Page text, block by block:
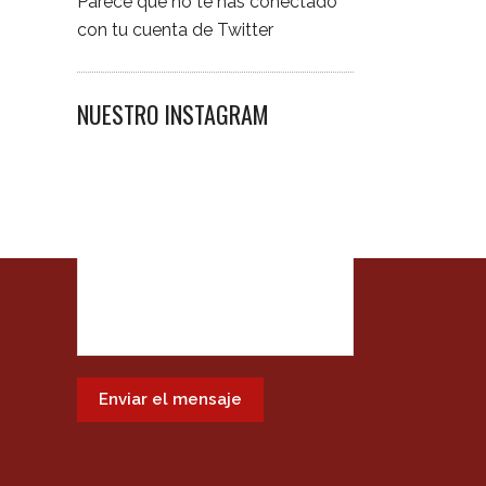
con tu cuenta de Twitter
NUESTRO INSTAGRAM